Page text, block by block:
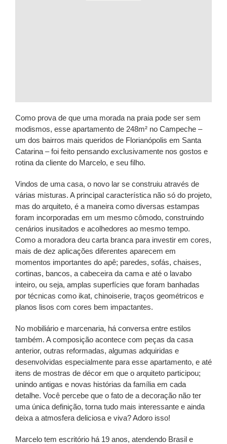
Como prova de que uma morada na praia pode ser sem
modismos, esse apartamento de 248m² no Campeche –
um dos bairros mais queridos de Florianópolis em Santa
Catarina – foi feito pensando exclusivamente nos gostos e
rotina da cliente do Marcelo, e seu filho.
Vindos de uma casa, o novo lar se construiu através de
várias misturas. A principal característica não só do projeto,
mas do arquiteto, é a maneira como diversas estampas
foram incorporadas em um mesmo cômodo, construindo
cenários inusitados e acolhedores ao mesmo tempo.
Como a moradora deu carta branca para investir em cores,
mais de dez aplicações diferentes aparecem em
momentos importantes do apê; paredes, sofás, chaises,
cortinas, bancos, a cabeceira da cama e até o lavabo
inteiro, ou seja, amplas superfícies que foram banhadas
por técnicas como ikat, chinoiserie, traços geométricos e
planos lisos com cores bem impactantes.
No mobiliário e marcenaria, há conversa entre estilos
também. A composição acontece com peças da casa
anterior, outras reformadas, algumas adquiridas e
desenvolvidas especialmente para esse apartamento, e até
itens de mostras de décor em que o arquiteto participou;
unindo antigas e novas histórias da família em cada
detalhe. Você percebe que o fato de a decoração não ter
uma única definição, torna tudo mais interessante e ainda
deixa a atmosfera deliciosa e viva? Adoro isso!
Marcelo tem escritório há 19 anos, atendendo Brasil e